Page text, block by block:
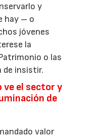
y
hay – o
jóvenes
la
o las
de insistir.
ve el sector y
de
valor